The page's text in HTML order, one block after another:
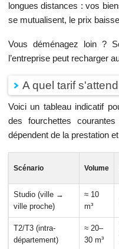
longues distances : vos
se mutualisent, le prix
Vous déménagez loin ?
l’entreprise peut recharger
A quel tarif
Voici un tableau indicatif
des fourchettes
dépendent de la prestation
Scénario Volume
Studio (ville →
ville proche)
≈ 10
m³
T2/T3 (intra-
département)
≈ 20–
30 m³